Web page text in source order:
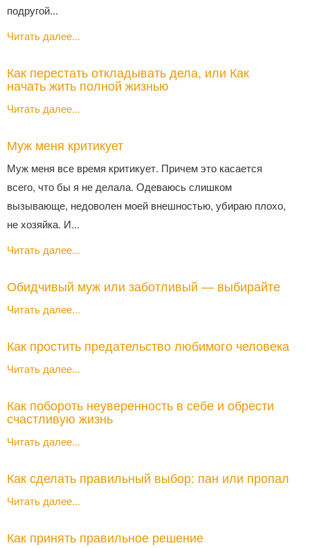
подругой...
Читать далее...
Как перестать откладывать дела, или Как
начать жить полной жизнью
Читать далее...
Муж меня критикует
Муж меня все время критикует. Причем это касается
всего, что бы я не делала. Одеваюсь слишком
вызывающе, недоволен моей внешностью, убираю плохо,
не хозяйка. И...
Читать далее...
Обидчивый муж или заботливый — выбирайте
Читать далее...
Как простить предательство любимого человека
Читать далее...
Как побороть неуверенность в себе и обрести
счастливую жизнь
Читать далее...
Как сделать правильный выбор: пан или пропал
Читать далее...
Как принять правильное решение